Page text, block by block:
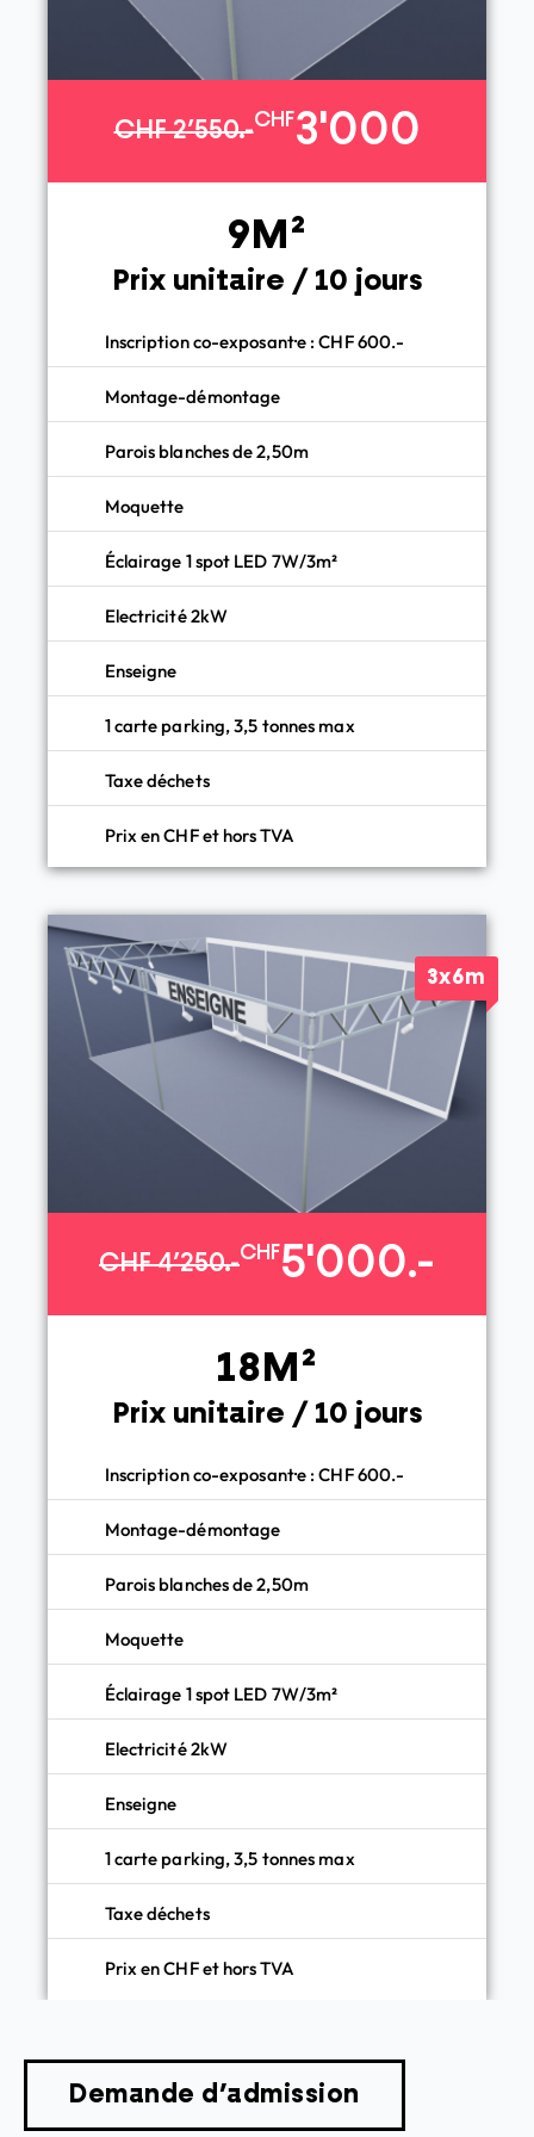
CHF 2’550.-CHF3'000
9M²
Prix unitaire / 10 jours
Inscription co-exposant·e : CHF 600.-
Montage-démontage
Parois blanches de 2,50m
Moquette
Éclairage 1 spot LED 7W/3m²
Electricité 2kW
Enseigne
1 carte parking, 3,5 tonnes max
Taxe déchets
Prix en CHF et hors TVA
CHF 4’250.-CHF5'000.-
18M²
Prix unitaire / 10 jours
Inscription co-exposant·e : CHF 600.-
Montage-démontage
Parois blanches de 2,50m
Moquette
Éclairage 1 spot LED 7W/3m²
Electricité 2kW
Enseigne
1 carte parking, 3,5 tonnes max
Taxe déchets
Prix en CHF et hors TVA
3x6m
Demande d’admission